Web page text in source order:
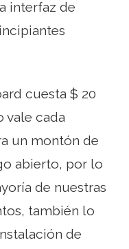
interfaz de
cuesta $ 20
vale cada
un montón de
abierto, por lo
de nuestras
también lo
de